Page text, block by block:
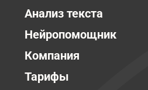
Анализ текста
Нейропомощник
Компания
Тарифы